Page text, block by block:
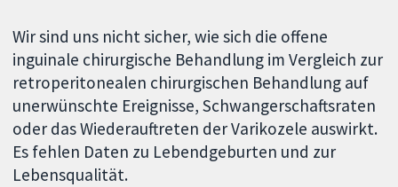
Wir sind uns nicht sicher, wie sich die offene
inguinale chirurgische Behandlung im Vergleich zur
retroperitonealen chirurgischen Behandlung auf
unerwünschte Ereignisse, Schwangerschaftsraten
oder das Wiederauftreten der Varikozele auswirkt.
Es fehlen Daten zu Lebendgeburten und zur
Lebensqualität.